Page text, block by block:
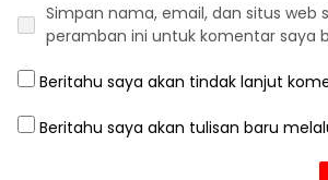
Simpan nama, email, dan situs web
peramban ini untuk komentar saya
Beritahu saya akan tindak lanjut
Beritahu saya akan tulisan baru